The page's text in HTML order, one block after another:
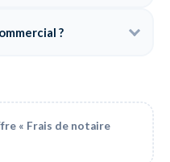
?
« Frais de notaire